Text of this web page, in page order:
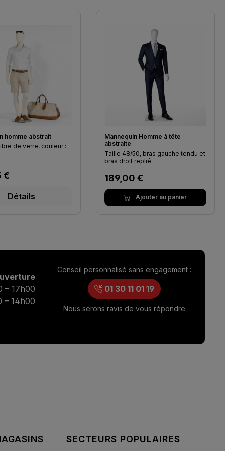
homme abstrait
de verre, couleur :
:
€
Détails
Mannequin Homme à tête
abstraite
Taille 48/50, bras gauche tendu et
bras droit replié
Prix régulier :
189,00 €
Ajouter au panier
– 17h00
– 14h00
Conseil personnalisé sans engagement :
01 30 11 01 19
Nous serons ravis de vous répondre
SECTEURS POPULAIRES